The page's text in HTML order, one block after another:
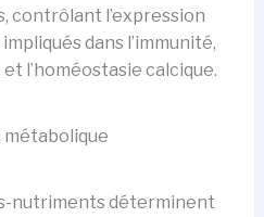
contrôlant l’expression
dans l’immunité,
l’homéostasie calcique.
métabolique
nutriments déterminent